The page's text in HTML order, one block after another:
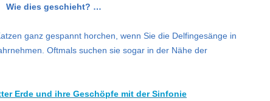
Wie dies geschieht? …
ganz gespannt horchen, wenn Sie die Delfingesänge in
Oftmals suchen sie sogar in der Nähe der
Erde und ihre Geschöpfe mit der Sinfonie